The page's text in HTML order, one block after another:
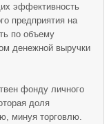
эффективность
предприятия на
по объему
денежной выручки
фонду личного
доля
минуя торговлю.